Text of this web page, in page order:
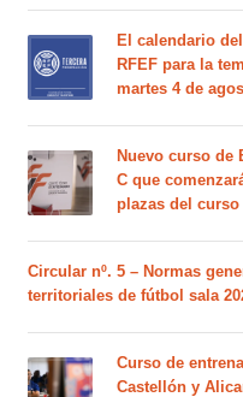
El calendario
RFEF para la
martes 4 de
Nuevo curso de
C que
plazas del
Circular nº. 5 – Normas
territoriales de fútbol sala
Curso de
Castellón y